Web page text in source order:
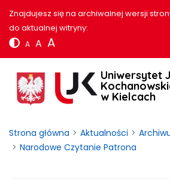
Znajdujesz się na archiwalnej wersji
do aktualnej witryny:
A A A
Uniwersytet
w Kielcach
Strona główna Aktualności
Narodowe Czytanie Patrona